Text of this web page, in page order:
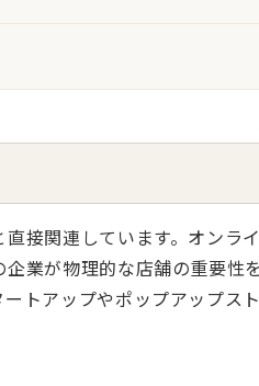
接関連しています。オンラ
業が物理的な店舗の重要性
トアップやポップアップス